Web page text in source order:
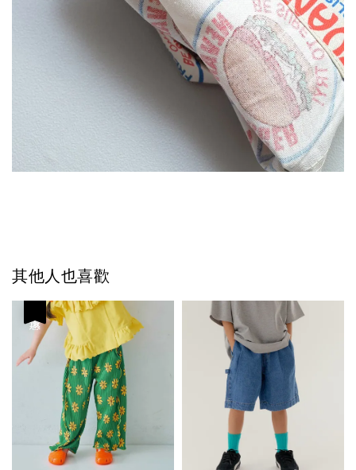
其他人也喜歡